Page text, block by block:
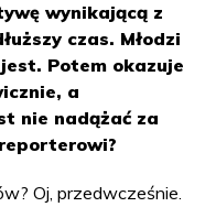
wynikającą z
czas. Młodzi
Potem okazuje
a
nie nadążać za
Oj, przedwcześnie.